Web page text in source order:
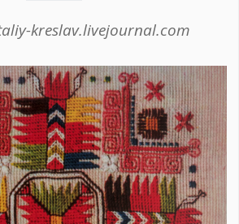
kreslav.livejournal.com